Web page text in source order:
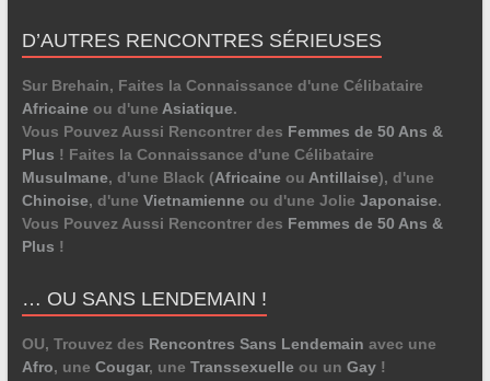
D’AUTRES RENCONTRES SÉRIEUSES
Sur Brehain, Faites la Connaissance d'une Célibataire
Africaine ou d'une Asiatique.
Vous Pouvez Aussi Rencontrer des Femmes de 50 Ans &
Plus ! Faites la Connaissance d'une Célibataire
Musulmane, d'une Black (Africaine ou Antillaise), d'une
Chinoise, d'une Vietnamienne ou d'une Jolie Japonaise.
Vous Pouvez Aussi Rencontrer des Femmes de 50 Ans &
Plus !
… OU SANS LENDEMAIN !
OU, Trouvez des Rencontres Sans Lendemain avec une
Afro, une Cougar, une Transsexuelle ou un Gay!